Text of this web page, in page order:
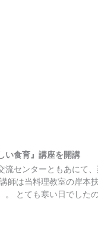
い食育』講座を開講
流センターともあにて
師は当料理教室の岸本
。 とても寒い日でした